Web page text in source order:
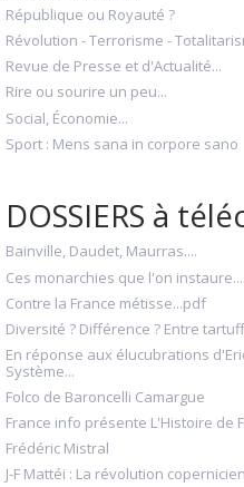
République ou Royauté ?
Révolution - Terrorisme -
Revue de Presse et d'Actualité...
Rire ou sourire un peu...
Social, Économie...
Sport : Mens sana in corpore sano
DOSSIERS à
Bainville, Daudet, Maurras....
Ces monarchies que l'on
Contre la France métisse...pdf
Diversité ? Différence ? Entre
En réponse aux élucubrations
Système...
Folco de Baroncelli Camargue
France info présente L'Histoire de
Frédéric Mistral
J-F Mattéi : La révolution